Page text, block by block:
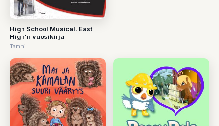
High School Musical. East
High'n vuosikirja
Tammi